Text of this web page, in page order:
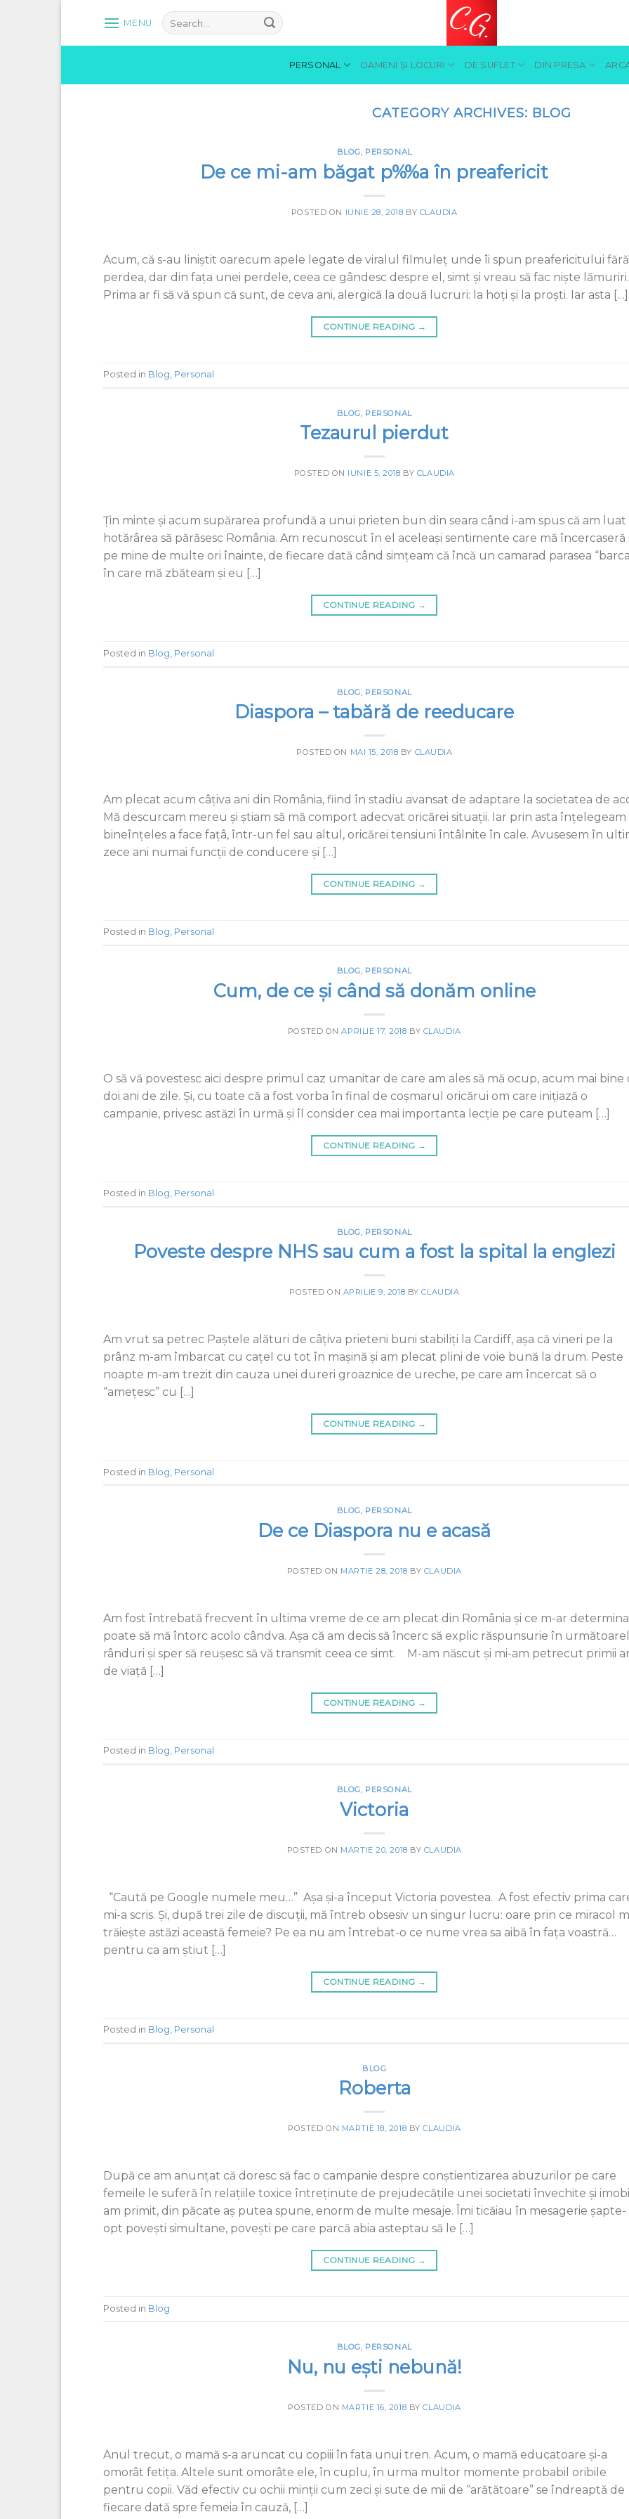
content
MENU
PERSONAL OAMENI ŞI LOCURI DE SUFLET DIN PRESA
CATEGORY ARCHIVES: BLOG
BLOG, PERSONAL
De ce mi-am băgat p%%a în preafericit
POSTED ON IUNIE 28, 2018 BY CLAUDIA
Acum, că s-au liniștit oarecum apele legate de viralul filmuleț unde îi spun preafericitului fără
perdea, dar din fața unei perdele, ceea ce gândesc despre el, simt și vreau să fac niște lămuriri.
Prima ar fi să vă spun că sunt, de ceva ani, alergică la două lucruri: la hoți și la proști. Iar asta […]
CONTINUE READING →
Posted in Blog, Personal
BLOG, PERSONAL
Tezaurul pierdut
POSTED ON IUNIE 5, 2018 BY CLAUDIA
Ţin minte şi acum supărarea profundă a unui prieten bun din seara când i-am spus că am luat
hotărârea să părăsesc România. Am recunoscut în el aceleaşi sentimente care mă încercaseră
pe mine de multe ori înainte, de fiecare dată când simţeam că încă un camarad parasea
în care mă zbăteam şi eu […]
CONTINUE READING →
Posted in Blog Personal
BLOG PERSONAL
Diaspora – tabără de reeducare
POSTED ON MAI 15, 2018 BY CLAUDIA
Am plecat acum câțiva ani din România, fiind în stadiu avansat de adaptare la societatea de
Mă descurcam mereu și știam să mă comport adecvat oricărei situații. Iar prin asta înțelegeam
bineînțeles a face fațâ, într-un fel sau altul, oricărei tensiuni întâlnite în cale. Avusesem în
zece ani numai funcții de conducere și […]
CONTINUE READING →
Posted in Blog, Personal
BLOG, PERSONAL
Cum, de ce și când să donăm online
POSTED ONAPRILIE 17, 2018 BY CLAUDIA
O să vă povestesc aici despre primul caz umanitar de care am ales să mă ocup, acum mai bine
doi ani de zile. Și, cu toate că a fost vorba în final de coșmarul oricărui om care inițiază o
campanie, privesc astăzi în urmă și îl consider cea mai importanta lecție pe care puteam […]
CONTINUE READING →
Posted in Blog, Personal
BLOG, PERSONAL
Poveste despre NHS sau cum a fost la spital la englezi
POSTED ON APRILIE 9, 2018 BYCLAUDIA
Am vrut sa petrec Paştele alături de câţiva prieteni buni stabiliţi la Cardiff, aşa că vineri pe la
prânz m-am îmbarcat cu caţel cu tot în maşină şi am plecat plini de voie bună la drum. Peste
noapte m-am trezit din cauza unei dureri groaznice de ureche, pe care am încercat să o
“amețesc” cu […]
CONTINUE READING →
Posted in Blog Personal
BLOG, PERSONAL
De ce Diaspora nu e acasă
POSTED ON MARTIE 28, 2018 BY CLAUDIA
Am fost întrebată frecvent în ultima vreme de ce am plecat din România și ce m-ar determina
poate să mă întorc acolo cândva. Așa că am decis să încerc să explic răspunsurie în
rânduri și sper să reușesc să vă transmit ceea ce simt. M-am născut şi mi-am petrecut primii
de viaţă […]
CONTINUE READING →
Posted in Blog, Personal
BLOG, PERSONAL
Victoria
POSTED ON MARTIE 20, 2018 BY CLAUDIA
“Caută pe Google numele meu…” Așa și-a început Victoria povestea. A fost efectiv prima
mi-a scris. Și, după trei zile de discuții, mă întreb obsesiv un singur lucru: oare prin ce miracol
trăiește astăzi această femeie? Pe ea nu am întrebat-o ce nume vrea sa aibă în fața voastră…
pentru ca am știut […]
CONTINUE READING →
Posted in Blog, Personal
BLOG
Roberta
POSTED ON MARTIE 18, 2018 BYCLAUDIA
După ce am anunțat că doresc să fac o campanie despre conștientizarea abuzurilor pe care
femeile le suferă în relaţiile toxice întreţinute de prejudecăţile unei societati învechite şi
am primit, din păcate aş putea spune, enorm de multe mesaje. Îmi ticăiau în mesagerie şapte-
opt poveşti simultane, poveşti pe care parcă abia asteptau să le […]
CONTINUE READING →
Posted in Blog
BLOG, PERSONAL
Nu, nu ești nebună!
POSTED ON MARTIE 16, 2018 BYCLAUDIA
Anul trecut, o mamă s-a aruncat cu copiii în fata unui tren. Acum, o mamă educatoare și-a
omorât fetița. Altele sunt omorâte ele, în cuplu, în urma multor momente probabil oribile
pentru copii. Văd efectiv cu ochii minții cum zeci și sute de mii de “arătătoare” se îndreaptă de
fiecare dată spre femeia în cauză, […]